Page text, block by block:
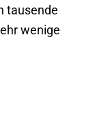
tausende
wenige